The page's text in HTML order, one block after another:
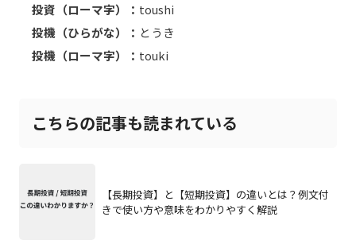
投資（ローマ字）： toushi
投機（ひらがな）： とうき
投機（ローマ字）： touki
こちらの記事も読まれている
【長期投資】と【短期投資】の違いとは？例文付
きで使い方や意味をわかりやすく解説